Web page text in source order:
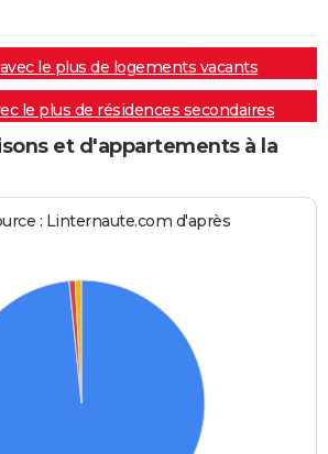
le plus de logements vacants
le plus de résidences secondaires
et d'appartements à la
: Linternaute.com d'après